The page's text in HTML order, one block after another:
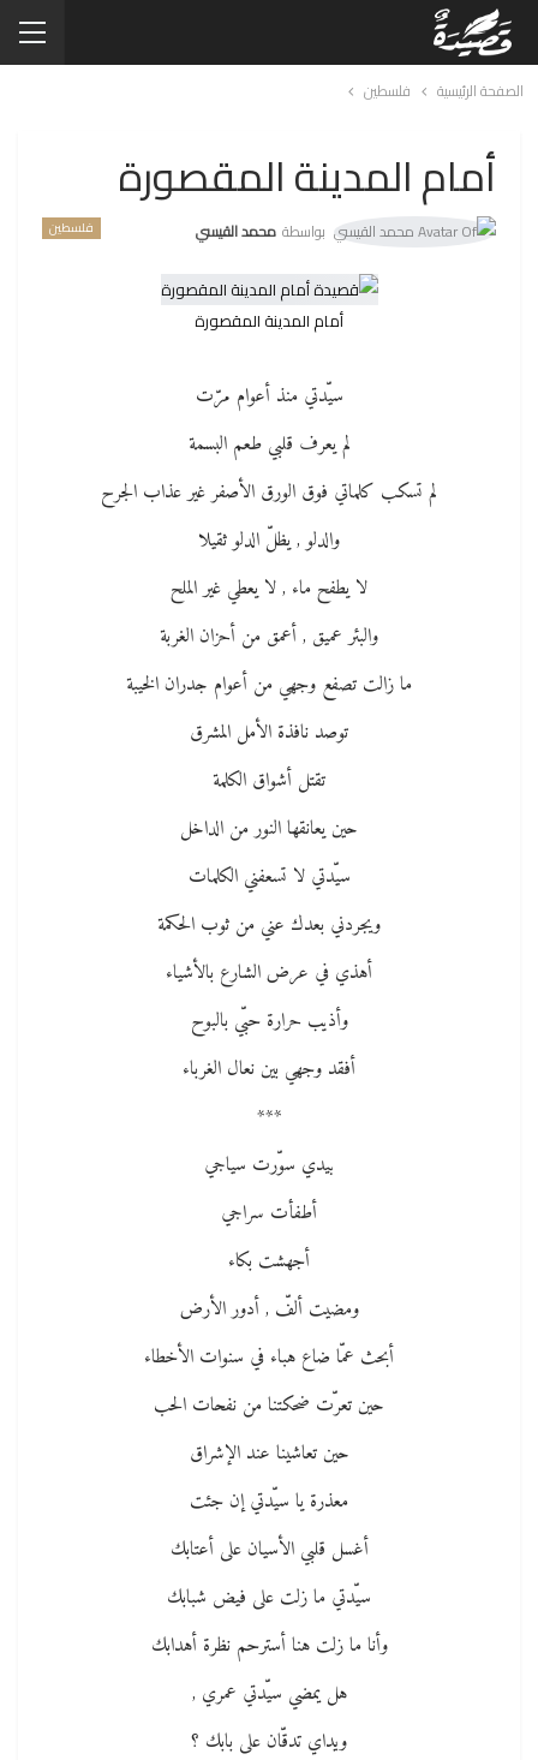
الصفحة الرئيسية فلسطين
أمام المدينة المقصورة
فلسطين بواسطة محمد القيسي
أمام المدينة المقصورة
سيّدتي منذ أعوام مرّت
لم يعرف قلبي طعم البسمة
لم تسكب كلماتي فوق الورق الأصفر غير عذاب الجرح
والدلو , يظلّ الدلو ثقيلا
لا يطفح ماء , لا يعطي غير الملح
والبئر عميق , أعمق من أحزان الغربة
ما زالت تصفع وجهي من أعوام جدران الخيبة
توصد نافذة الأمل المشرق
تقتل أشواق الكلمة
حين يعانقها النور من الداخل
سيّدتي لا تسعفني الكلمات
ويجردني بعدك عني من ثوب الحكمة
أهذي في عرض الشارع بالأشياء
وأذيب حرارة حبّي بالبوح
أفقد وجهي بين نعال الغرباء
***
بيدي سوّرت سياجي
أطفأت سراجي
أجهشت بكاء
ومضيت ألفّ , أدور الأرض
أبحث عمّا ضاع هباء في سنوات الأخطاء
حين تعرّت ضحكتنا من نفحات الحب
حين تعاشينا عند الإشراق
معذرة يا سيّدتي إن جئت
أغسل قلبي الأسيان على أعتابك
سيّدتي ما زلت على فيض شبابك
وأنا ما زلت هنا أسترحم نظرة أهدابك
هل يمضي سيّدتي عمري ,
ويداي تدقّان على بابك ؟